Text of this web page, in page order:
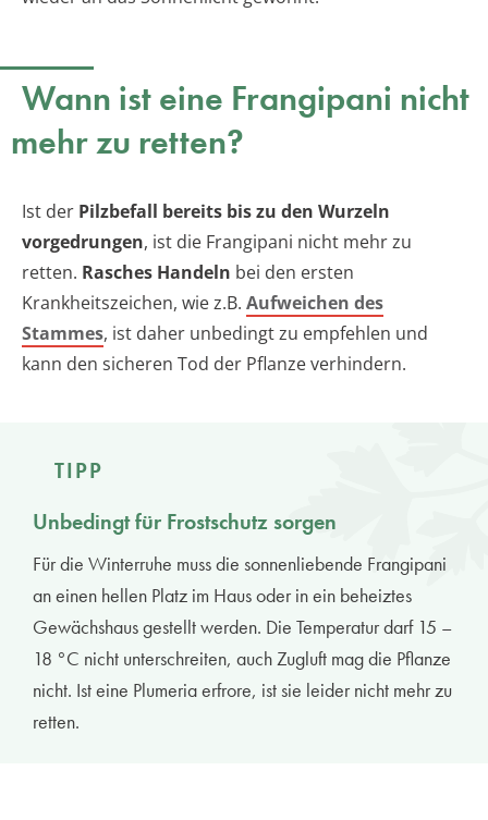
Wann ist eine Frangipani nicht
mehr zu retten?
Ist der Pilzbefall bereits bis zu den Wurzeln
vorgedrungen, ist die Frangipani nicht mehr zu
retten. Rasches Handeln bei den ersten
Krankheitszeichen, wie z.B. Aufweichen des
Stammes, ist daher unbedingt zu empfehlen und
kann den sicheren Tod der Pflanze verhindern.
TIPP
Unbedingt für Frostschutz sorgen
Für die Winterruhe muss die sonnenliebende Frangipani
an einen hellen Platz im Haus oder in ein beheiztes
Gewächshaus gestellt werden. Die Temperatur darf 15 –
18 °C nicht unterschreiten, auch Zugluft mag die Pflanze
nicht. Ist eine Plumeria erfrore, ist sie leider nicht mehr zu
retten.